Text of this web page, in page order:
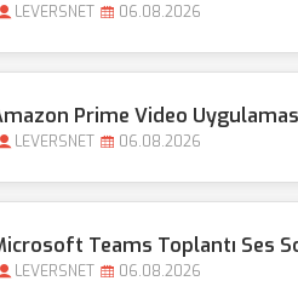
LEVERSNET 06.08.2026
Prime Video
LEVERSNET 06.08.2026
Teams Toplantı Ses
LEVERSNET 06.08.2026